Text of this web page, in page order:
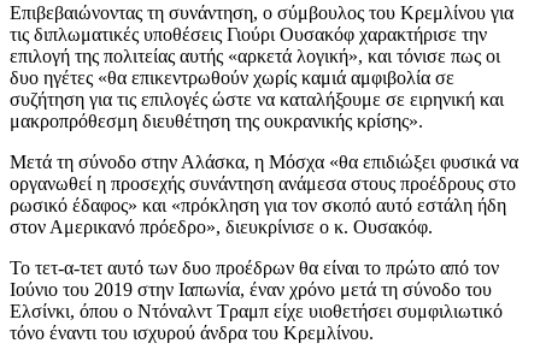
Επιβεβαιώνοντας τη συνάντηση, ο σύμβουλος του Κρεμλίνου για
τις διπλωματικές υποθέσεις Γιούρι Ουσακόφ χαρακτήρισε την
επιλογή της πολιτείας αυτής «αρκετά λογική», και τόνισε πως οι
δυο ηγέτες «θα επικεντρωθούν χωρίς καμιά αμφιβολία σε
συζήτηση για τις επιλογές ώστε να καταλήξουμε σε ειρηνική και
μακροπρόθεσμη διευθέτηση της ουκρανικής κρίσης».
Μετά τη σύνοδο στην Αλάσκα, η Μόσχα «θα επιδιώξει φυσικά να
οργανωθεί η προσεχής συνάντηση ανάμεσα στους προέδρους στο
ρωσικό έδαφος» και «πρόκληση για τον σκοπό αυτό εστάλη ήδη
στον Αμερικανό πρόεδρο», διευκρίνισε ο κ. Ουσακόφ.
Το τετ-α-τετ αυτό των δυο προέδρων θα είναι το πρώτο από τον
Ιούνιο του 2019 στην Ιαπωνία, έναν χρόνο μετά τη σύνοδο του
Ελσίνκι, όπου ο Ντόναλντ Τραμπ είχε υιοθετήσει συμφιλιωτικό
τόνο έναντι του ισχυρού άνδρα του Κρεμλίνου.